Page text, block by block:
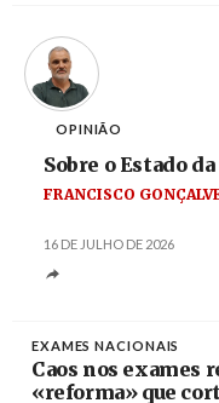
OPINIÃO
Sobre o Estado
FRANCISCO
16 DE JULHO DE 2026
EXAMES NACIONAIS
Caos nos exames
«reforma» que